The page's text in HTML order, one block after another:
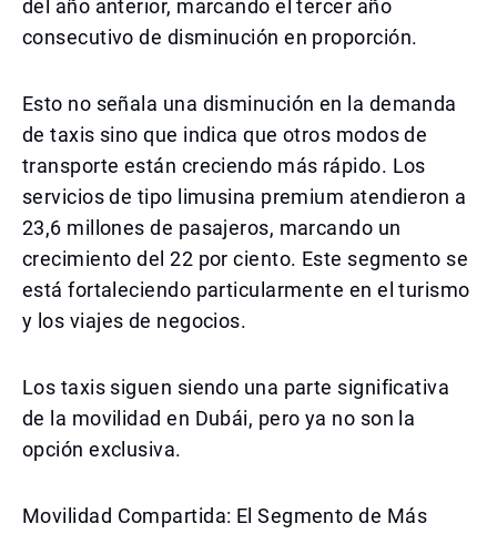
del año anterior, marcando el tercer año
consecutivo de disminución en proporción.
Esto no señala una disminución en la demanda
de taxis sino que indica que otros modos de
transporte están creciendo más rápido. Los
servicios de tipo limusina premium atendieron a
23,6 millones de pasajeros, marcando un
crecimiento del 22 por ciento. Este segmento se
está fortaleciendo particularmente en el turismo
y los viajes de negocios.
Los taxis siguen siendo una parte significativa
de la movilidad en Dubái, pero ya no son la
opción exclusiva.
Movilidad Compartida: El Segmento de Más